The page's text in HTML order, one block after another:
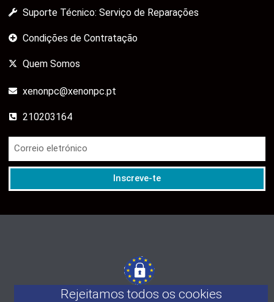
Suporte Técnico: Serviço de Reparações
Condições de Contratação
Quem Somos
xenonpc@xenonpc.pt
210203164
Inscreve-te
Rejeitamos todos os cookies